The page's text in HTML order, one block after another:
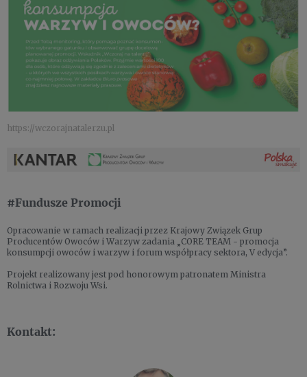
https://wczorajnatalerzu.pl
#Fundusze Promocji
Opracowanie w ramach realizacji przez Krajowy Związek Grup
Producentów Owoców i Warzyw zadania „CORE TEAM - promocja
konsumpcji owoców i warzyw i forum współpracy sektora, V edycja”.
Projekt realizowany jest pod honorowym patronatem Ministra
Rolnictwa i Rozwoju Wsi.
Kontakt: